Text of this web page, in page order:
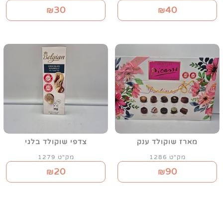
₪40
₪30
מארז שוקולד ענק
מק"ט 1286
₪90
צדפי שוקולד בלגי
מק"ט 1279
₪20